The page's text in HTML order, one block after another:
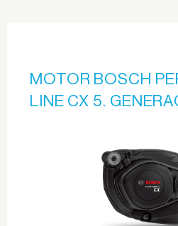
MOTOR BOSCH
LINE CX 5.